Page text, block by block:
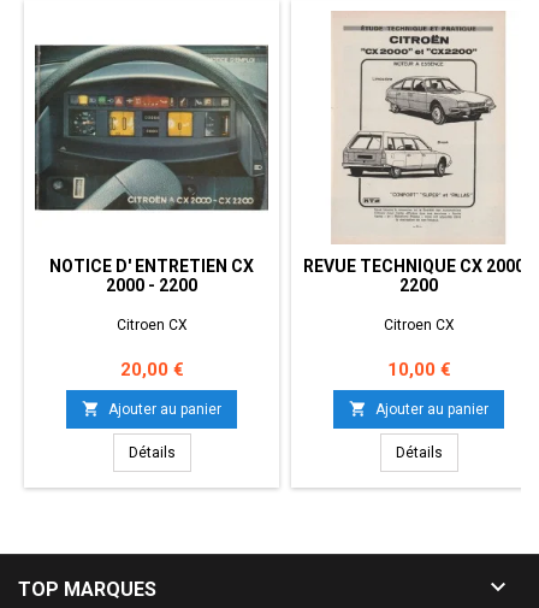
NOTICE D' ENTRETIEN CX
2000 - 2200
Citroen CX
Prix
20,00 €
 Ajouter au panier
Détails
REVUE TECHNIQUE CX 2000 -
2200
Citroen CX
Prix
10,00 €
 Ajouter au panier
Détails
TOP MARQUES 